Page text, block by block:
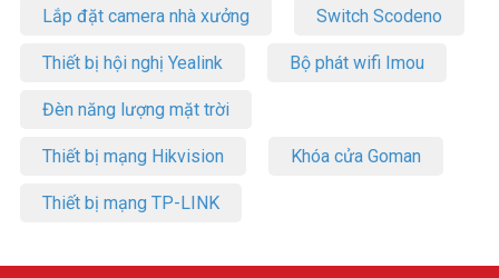
Lắp đặt camera nhà xưởng Switch Scodeno
Thiết bị hội nghị Yealink Bộ phát wifi Imou
Đèn năng lượng mặt trời
Thiết bị mạng Hikvision Khóa cửa Goman
Thiết bị mạng TP-LINK